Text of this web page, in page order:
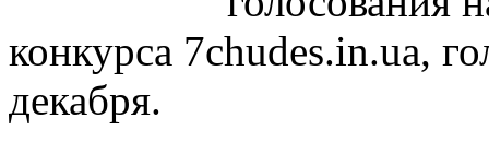
конкурса 7chudes.in.ua,
декабря.